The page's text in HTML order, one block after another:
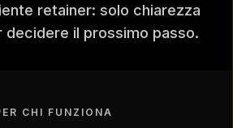
retainer: solo chiarezza
il prossimo passo.
CHI FUNZIONA